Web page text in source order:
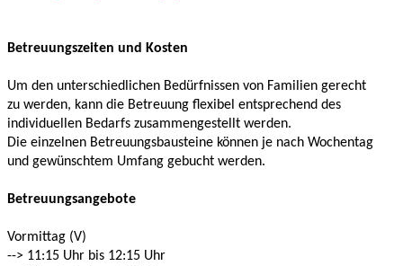
Betreuungszeiten und Kosten
Um den unterschiedlichen Bedürfnissen von Familien gerecht
zu werden, kann die Betreuung flexibel entsprechend des
individuellen Bedarfs zusammengestellt werden.
Die einzelnen Betreuungsbausteine können je nach Wochentag
und gewünschtem Umfang gebucht werden.
Betreuungsangebote
Vormittag (V)
--> 11:15 Uhr bis 12:15 Uhr